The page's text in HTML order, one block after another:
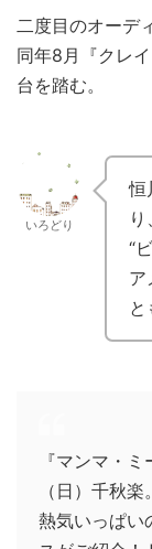
二度目のオーデ
同年8月『クレ
台を踏む。
いろどり
恒
り、
“
ア
と
『マンマ・
（日）千秋
熱気いっぱい